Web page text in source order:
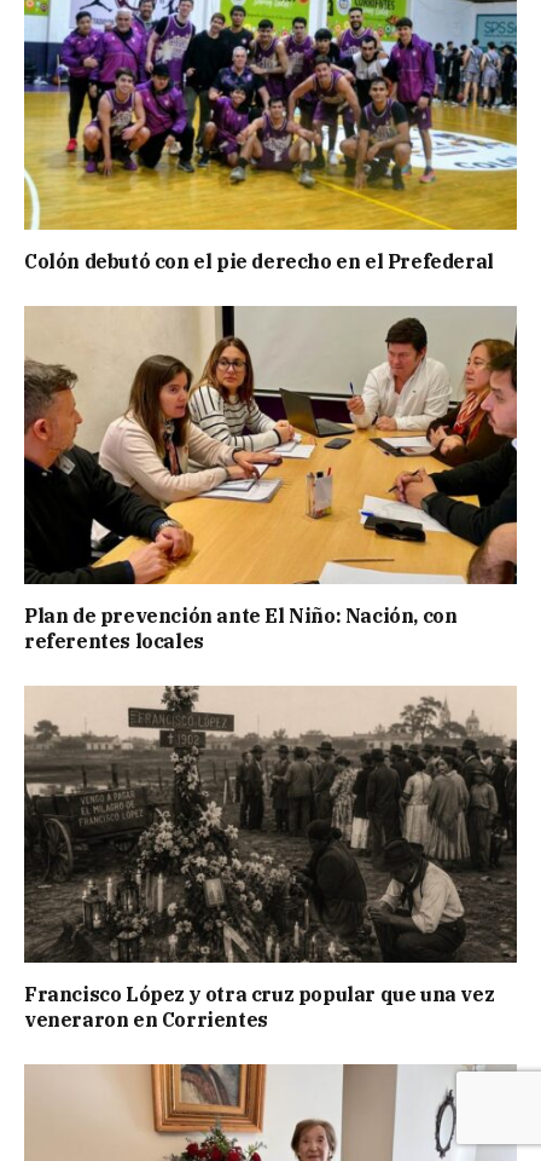
Colón debutó con el pie derecho en el Prefederal
Plan de prevención ante El Niño: Nación, con
referentes locales
Francisco López y otra cruz popular que una vez
veneraron en Corrientes